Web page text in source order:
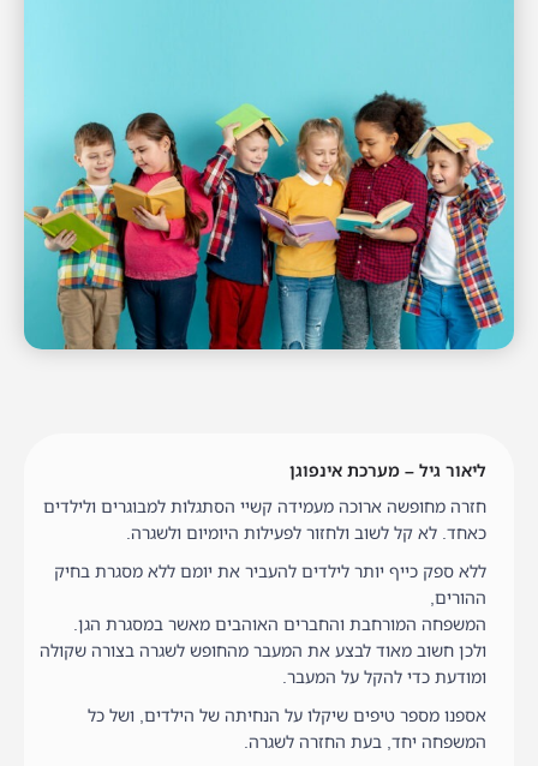
ליאור גיל – מערכת אינפוגן
חזרה מחופשה ארוכה מעמידה קשיי הסתגלות למבוגרים ולילדים
כאחד. לא קל לשוב ולחזור לפעילות היומיום ולשגרה.
ללא ספק כייף יותר לילדים להעביר את יומם ללא מסגרת בחיק
ההורים,
המשפחה המורחבת והחברים האוהבים מאשר במסגרת הגן.
ולכן חשוב מאוד לבצע את המעבר מהחופש לשגרה בצורה שקולה
ומודעת כדי להקל על המעבר.
אספנו מספר טיפים שיקלו על הנחיתה של הילדים, ושל כל
המשפחה יחד, בעת החזרה לשגרה.